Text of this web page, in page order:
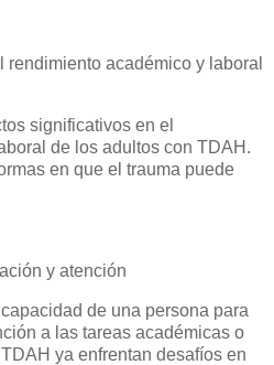
rendimiento académico y laboral
significativos en el
de los adultos con TDAH.
en que el trauma puede
y atención
de una persona para
a las tareas académicas o
ya enfrentan desafíos en